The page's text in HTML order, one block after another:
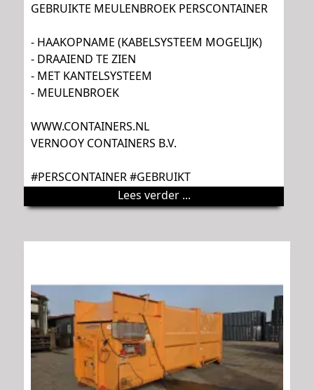
GEBRUIKTE MEULENBROEK PERSCONTAINER
- HAAKOPNAME (KABELSYSTEEM MOGELIJK)
- DRAAIEND TE ZIEN
- MET KANTELSYSTEEM
- MEULENBROEK
WWW.CONTAINERS.NL
VERNOOY CONTAINERS B.V.
#PERSCONTAINER #GEBRUIKT
Lees verder ...